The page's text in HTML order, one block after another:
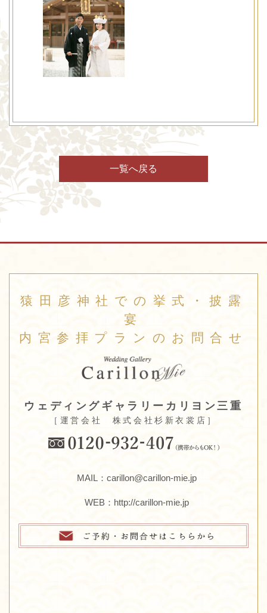
一覧へ戻る
猿田彦神社での挙式・披露
宴
内宮参拝プランのお問合せ
ウェディングギャラリーカリヨン三重
［運営会社 株式会社杉新衣裳店］
MAIL：carillon@carillon-mie.jp
WEB： http://carillon-mie.jp